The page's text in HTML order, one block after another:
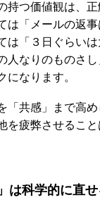
持つ価値観は、
は「メールの返
は「３日ぐらい
人なりのものさし
になります。
「共感」まで高
を疲弊させるこ
は科学的に直せ